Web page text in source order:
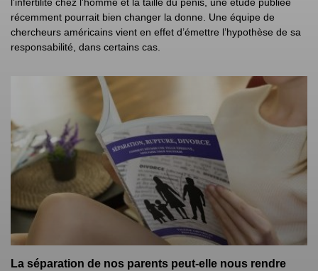
récemment pourrait bien changer la donne. Une équipe de
chercheurs américains vient en effet d’émettre l’hypothèse de sa
responsabilité, dans certains cas.
La séparation de nos parents peut-elle nous rendre